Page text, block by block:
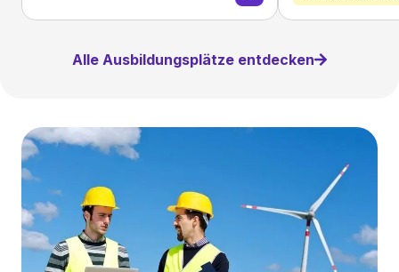
Alle Ausbildungsplätze entdecken